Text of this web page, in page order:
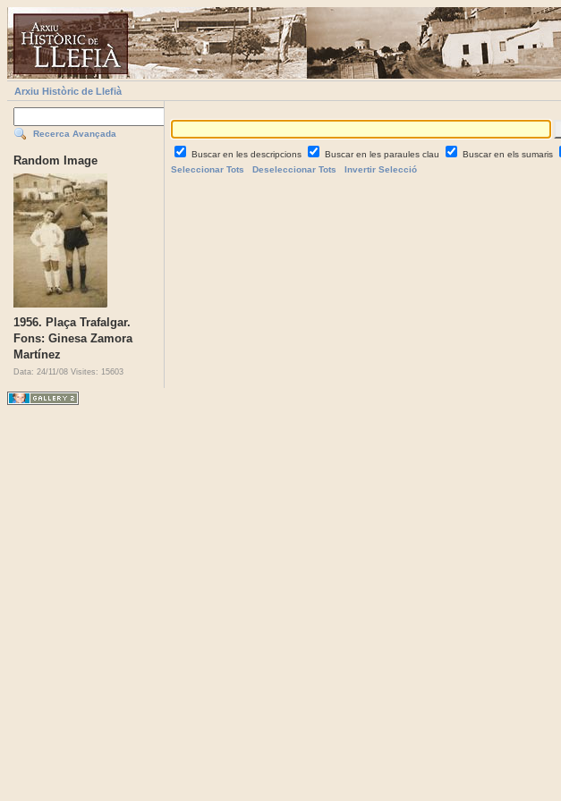
Arxiu Històric de Llefià
Recerca Avançada
Random Image
1956. Plaça Trafalgar.
Fons: Ginesa Zamora
Martínez
Data: 24/11/08 Visites: 15603
Buscar en les descripcions Buscar en les paraules clau Buscar en els sumaris
Seleccionar Tots
Deseleccionar Tots Invertir Selecció